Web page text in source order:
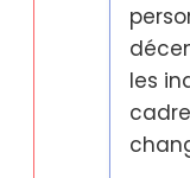
les